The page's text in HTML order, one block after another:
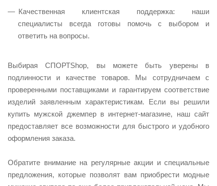
Качественная клиентская поддержка: наши
специалисты всегда готовы помочь с выбором и
ответить на вопросы.
Выбирая СПОРТShop, вы можете быть уверены в
подлинности и качестве товаров. Мы сотрудничаем с
проверенными поставщиками и гарантируем соответствие
изделий заявленным характеристикам. Если вы решили
купить мужской джемпер в интернет-магазине, наш сайт
предоставляет все возможности для быстрого и удобного
оформления заказа.
Обратите внимание на регулярные акции и специальные
предложения, которые позволят вам приобрести модные